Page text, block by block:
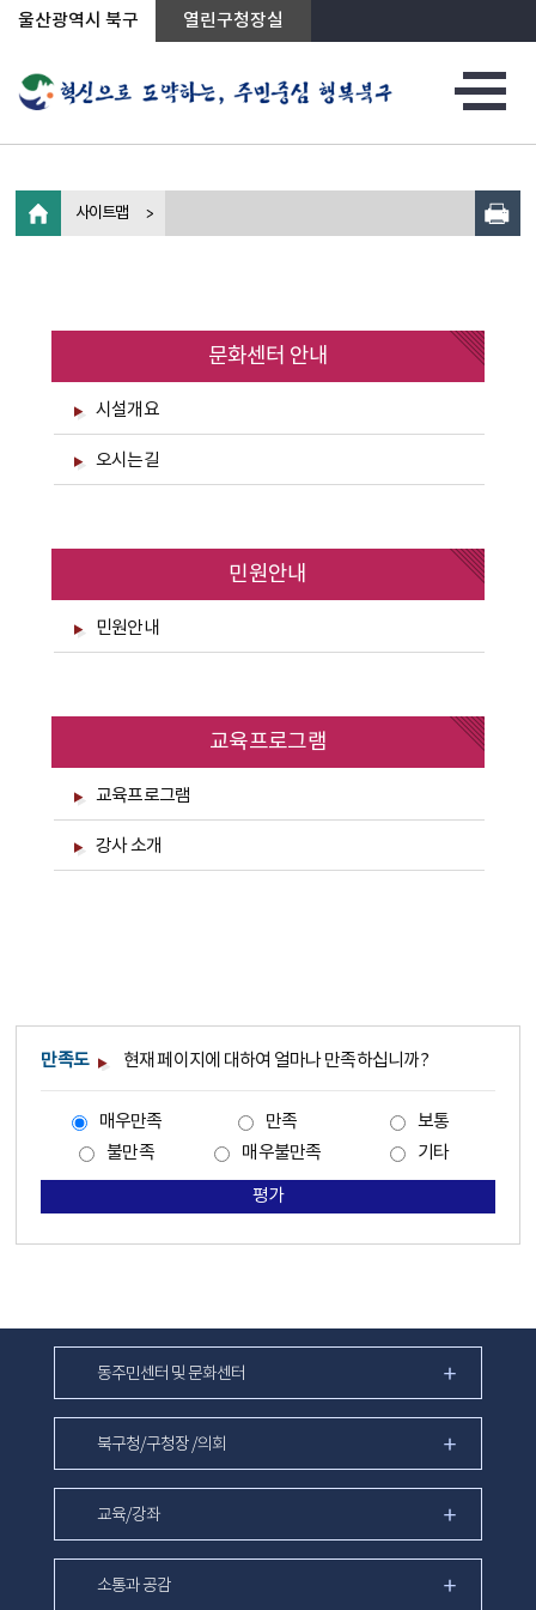
상단메뉴로 바로가기
전체메뉴로 바로가기
왼쪽메뉴로 바로가기
본문으로 바로가기
울산광역시 북구 열린구청장실
사이트맵
문화센터 안내
시설개요
오시는길
민원안내
민원안내
교육프로그램
교육프로그램
강사 소개
만족도 현재 페이지에 대하여 얼마나 만족하십니까?
매우만족 만족
보통
불만족
매우불만족 기타
평가
동주민센터 및 문화센터
북구청/구청장 /의회
교육/강좌
소통과 공감